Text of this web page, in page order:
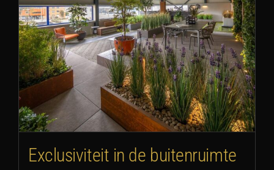
Exclusiviteit in de buitenruimte